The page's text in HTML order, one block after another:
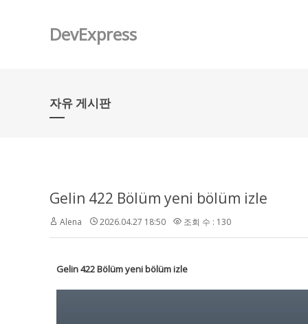
DevExpress
자유 게시판
Gelin 422 Bölüm yeni bölüm izle
Alena 2026.04.27 18:50 조회 수 : 130
Gelin 422 Bölüm yeni bölüm izle